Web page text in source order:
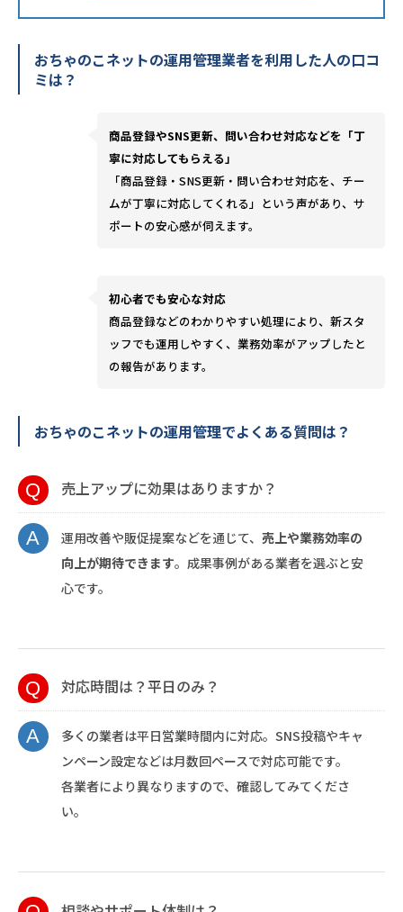
おちゃのこネットの運用管理業者を利用した人の口コ
ミは？
商品登録やSNS更新、問い合わせ対応などを「丁
寧に対応してもらえる」
「商品登録・SNS更新・問い合わせ対応を、チー
ムが丁寧に対応してくれる」という声があり、サ
ポートの安心感が伺えます。
初心者でも安心な対応
商品登録などのわかりやすい処理により、新スタ
ッフでも運用しやすく、業務効率がアップしたと
の報告があります。
おちゃのこネットの運用管理でよくある質問は？
売上アップに効果はありますか？
運用改善や販促提案などを通じて、 売上や業務効率の
向上が期待できます。成果事例がある業者を選ぶと安
心です。
対応時間は？平日のみ？
多くの業者は平日営業時間内に対応。SNS投稿やキャ
ンペーン設定などは月数回ペースで対応可能です。
各業者により異なりますので、確認してみてくださ
い。